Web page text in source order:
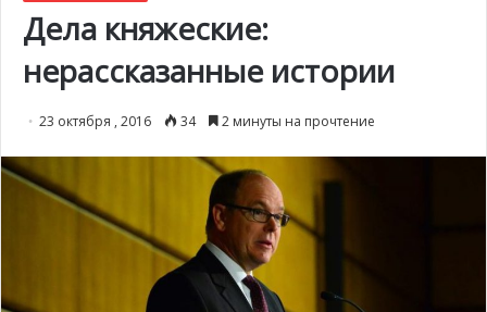
Дела княжеские:
нерассказанные истории
23 октября , 2016 34 2 минуты на прочтение